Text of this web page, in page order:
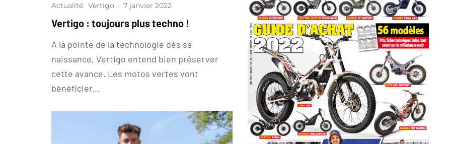
Actualité Vertigo · 7 janvier 2022
Vertigo : toujours plus techno !
A la pointe de la technologie dès sa
naissance, Vertigo entend bien préserver
cette avance. Les motos vertes vont
bénéficier...